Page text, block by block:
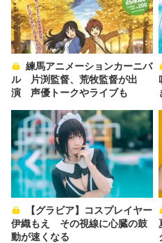
ル 片渕監督、荒牧監督が出
演 声優トークやライブも
伊織もえ その視線に心臓の鼓
動が速くなる